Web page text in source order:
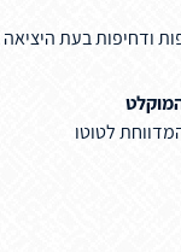
ודחיפות בעת
לטוטו